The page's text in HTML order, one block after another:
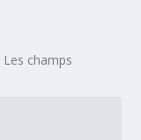
Les champs